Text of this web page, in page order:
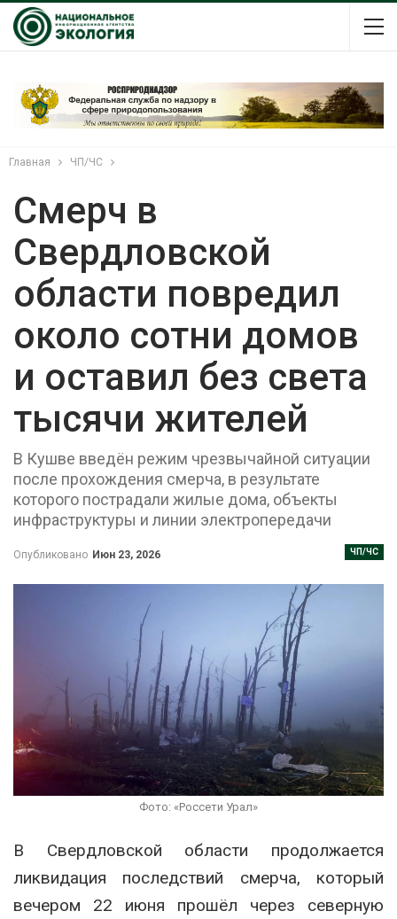
Главная ЧП/ЧС
Смерч в
Свердловской
области повредил
около сотни домов
и оставил без света
тысячи жителей
В Кушве введён режим чрезвычайной ситуации
после прохождения смерча, в результате
которого пострадали жилые дома, объекты
инфраструктуры и линии электропередачи
ЧП/ЧС
Опубликовано Июн 23, 2026
Фото: «Россети Урал»
В Свердловской области продолжается
ликвидация последствий смерча, который
вечером 22 июня прошёл через северную